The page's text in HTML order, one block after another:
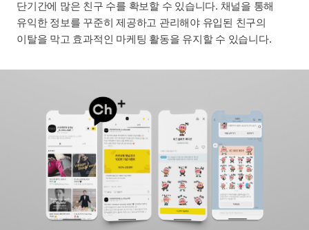
단기간에 많은 친구 수를 확보할 수 있습니다. 채널을 통해
유익한 정보를 꾸준히 제공하고 관리해야 유입된 친구의
이탈을 막고 효과적인 마케팅 활동을 유지할 수 있습니다.